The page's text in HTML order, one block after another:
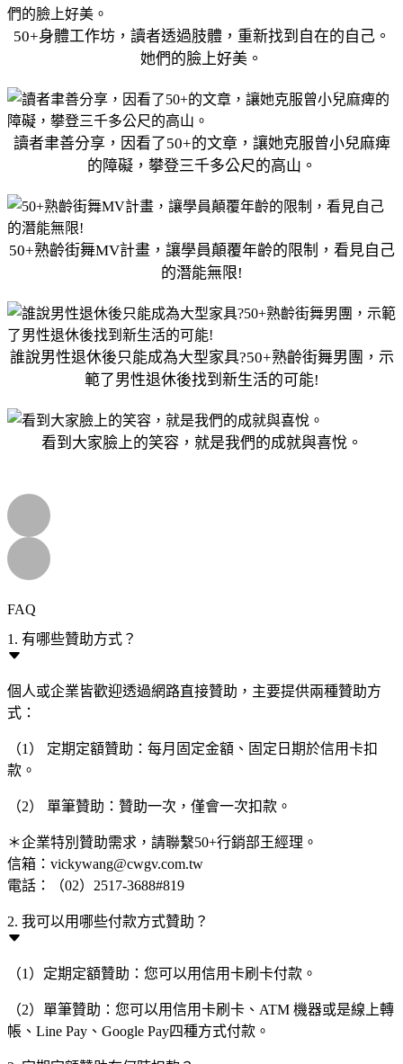
50+身體工作坊，讀者透過肢體，重新找到自在的自己。
她們的臉上好美。
讀者聿善分享，因看了50+的文章，讓她克服曾小兒麻痺
的障礙，攀登三千多公尺的高山。
50+熟齡街舞MV計畫，讓學員顛覆年齡的限制，看見自己
的潛能無限!
誰說男性退休後只能成為大型家具?50+熟齡街舞男團，示
範了男性退休後找到新生活的可能!
看到大家臉上的笑容，就是我們的成就與喜悅。
FAQ
1. 有哪些贊助方式？
個人或企業皆歡迎透過網路直接贊助，主要提供兩種贊助方
式：
（1） 定期定額贊助：每月固定金額、固定日期於信用卡扣
款。
（2） 單筆贊助：贊助一次，僅會一次扣款。
＊企業特別贊助需求，請聯繫50+行銷部王經理。
信箱：vickywang@cwgv.com.tw
電話：（02）2517-3688#819
2. 我可以用哪些付款方式贊助？
（1）定期定額贊助：您可以用信用卡刷卡付款。
（2）單筆贊助：您可以用信用卡刷卡、ATM 機器或是線上轉
帳、Line Pay、Google Pay四種方式付款。